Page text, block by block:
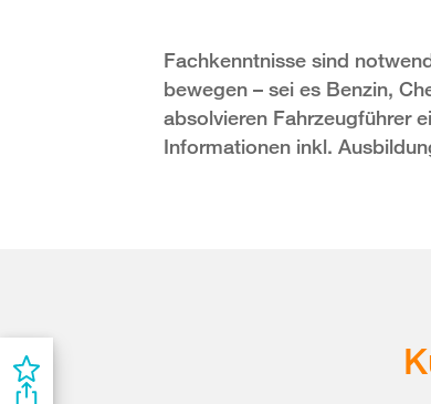
Fachkenntnisse sind
bewegen – sei es Benzin,
absolvieren Fahrzeugführer
Informationen inkl.